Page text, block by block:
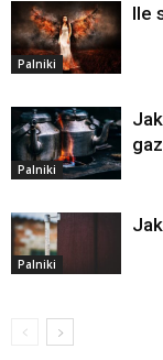
Palniki
Ile
Palniki
Palniki